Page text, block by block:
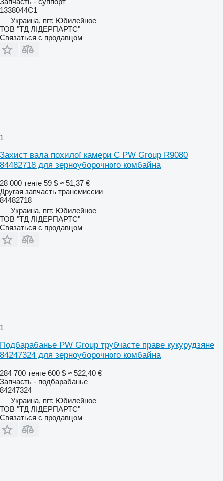
1338044C1
Украина, пгт. Юбилейное
ТОВ "ТД ЛІДЕРПАРТС"
Связаться с продавцом
1
Захист вала похилої камери C PW Group R9080
84482718 для зерноуборочного комбайна
28 000 тенге 59 $ ≈ 51,37 €
Другая запчасть трансмиссии
84482718
Украина, пгт. Юбилейное
ТОВ "ТД ЛІДЕРПАРТС"
Связаться с продавцом
1
Подбарабанье PW Group трубчасте праве кукурудзяне
84247324 для зерноуборочного комбайна
284 700 тенге 600 $ ≈ 522,40 €
Запчасть - подбарабанье
84247324
Украина, пгт. Юбилейное
ТОВ "ТД ЛІДЕРПАРТС"
Связаться с продавцом